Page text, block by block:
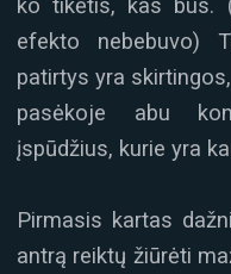
ko tikėtis, kas bus.
efekto nebebuvo)
patirtys yra
pasėkoje abu
įspūdžius, kurie yra
Pirmasis kartas
antrą reiktų žiūrėti